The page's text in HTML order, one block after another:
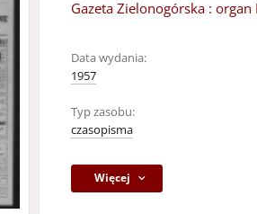
Gazeta Zielonogórska :
Data wydania:
1957
Typ zasobu:
czasopisma
Więcej